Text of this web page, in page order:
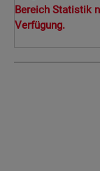
Bereich Statistik
Verfügung.